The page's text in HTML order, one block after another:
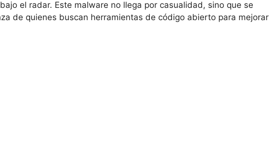
el radar. Este malware no llega por casualidad, sino que se
de quienes buscan herramientas de código abierto para mejorar